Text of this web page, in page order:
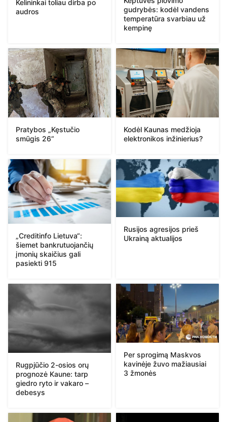
Kelininkai toliau dirba po
audros
gudrybės: kodėl vandens
temperatūra svarbiau už
kempinę
Pratybos „Kęstučio
smūgis 26“
Kodėl Kaunas medžioja
elektronikos inžinierius?
„Creditinfo Lietuva“:
šiemet bankrutuojančių
įmonių skaičius gali
pasiekti 915
Rusijos agresijos prieš
Ukrainą aktualijos
Rugpjūčio 2-osios orų
prognozė Kaune: tarp
giedro ryto ir vakaro –
debesys
Per sprogimą Maskvos
kavinėje žuvo mažiausiai
3 žmonės